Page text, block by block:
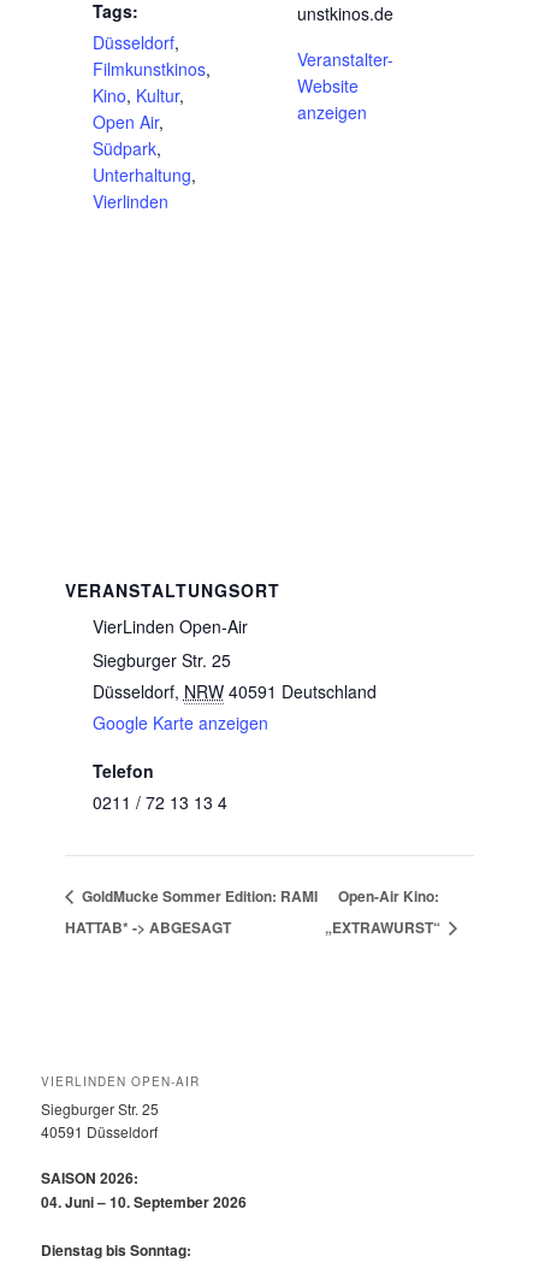
Tags:
Düsseldorf,
Filmkunstkinos,
Kino, Kultur,
Open Air,
Südpark,
Unterhaltung,
Vierlinden
unstkinos.de
Veranstalter-
Website
anzeigen
VERANSTALTUNGSORT
VierLinden Open-Air
Siegburger Str. 25
Düsseldorf, NRW 40591 Deutschland
Google Karte anzeigen
Telefon
0211 / 72 13 13 4
GoldMucke Sommer Edition: RAMI
HATTAB* -> ABGESAGT
Open-Air Kino:
„EXTRAWURST“
VIERLINDEN OPEN-AIR
Siegburger Str. 25
40591 Düsseldorf
SAISON 2026:
04. Juni – 10. September 2026
Dienstag bis Sonntag: